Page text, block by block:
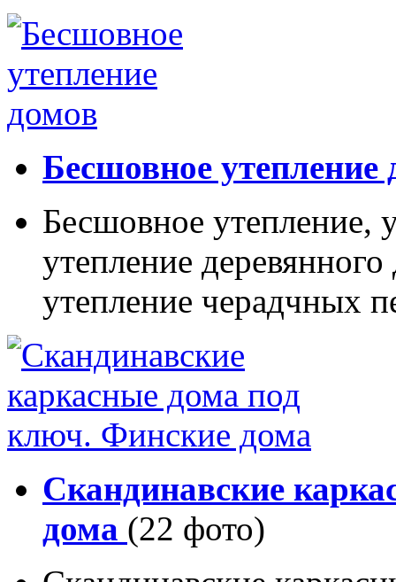
Бесшовное утепление
Бесшовное утепление,
утепление
утепление черадчных
Скандинавские
дома (22 фото)